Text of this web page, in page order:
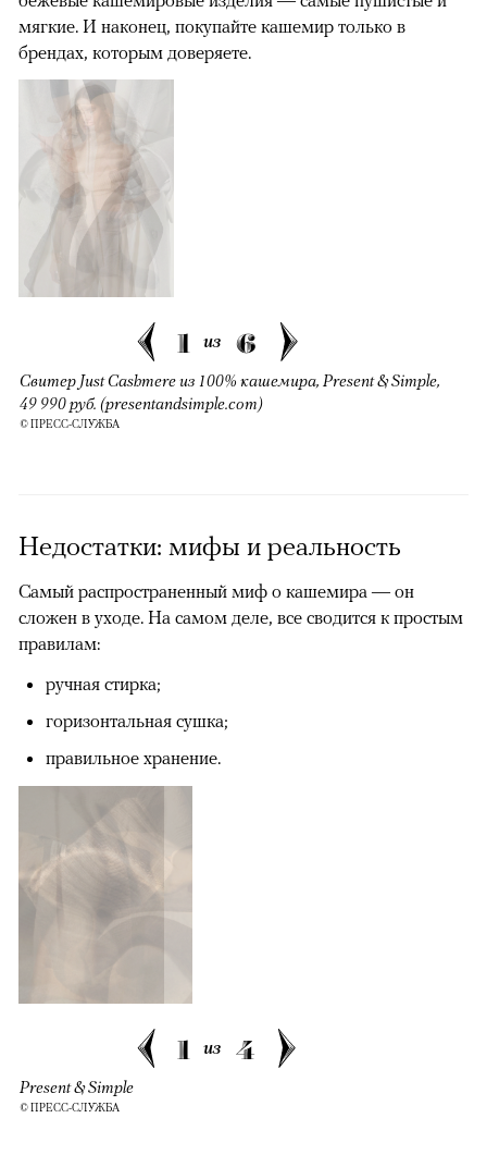
мягкие. И наконец, покупайте кашемир только в
брендах, которым доверяете.
1 из 6
Свитер Just Cashmere из 100% кашемира, Present & Simple,
49 990 руб. (presentandsimple.com)
© ПРЕСС-СЛУЖБА
Недостатки: мифы и реальность
Самый распространенный миф о кашемира — он
сложен в уходе. На самом деле, все сводится к простым
правилам:
ручная стирка;
горизонтальная сушка;
правильное хранение.
1 из 4
Present & Simple
© ПРЕСС-СЛУЖБА